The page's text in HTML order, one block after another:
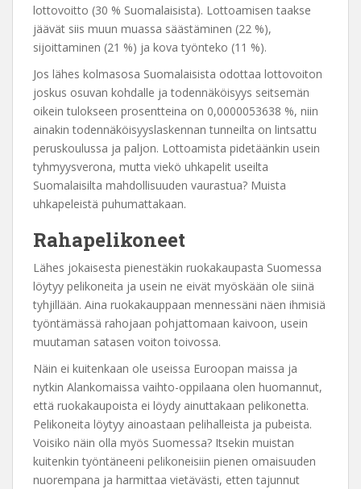
lottovoitto (30 % Suomalaisista). Lottoamisen taakse
jäävät siis muun muassa säästäminen (22 %),
sijoittaminen (21 %) ja kova työnteko (11 %).
Jos lähes kolmasosa Suomalaisista odottaa lottovoiton
joskus osuvan kohdalle ja todennäköisyys seitsemän
oikein tulokseen prosentteina on 0,0000053638 %, niin
ainakin todennäköisyyslaskennan tunneilta on lintsattu
peruskoulussa ja paljon. Lottoamista pidetäänkin usein
tyhmyysverona, mutta viekö uhkapelit useilta
Suomalaisilta mahdollisuuden vaurastua? Muista
uhkapeleistä puhumattakaan.
Rahapelikoneet
Lähes jokaisesta pienestäkin ruokakaupasta Suomessa
löytyy pelikoneita ja usein ne eivät myöskään ole siinä
tyhjillään. Aina ruokakauppaan mennessäni näen ihmisiä
työntämässä rahojaan pohjattomaan kaivoon, usein
muutaman satasen voiton toivossa.
Näin ei kuitenkaan ole useissa Euroopan maissa ja
nytkin Alankomaissa vaihto-oppilaana olen huomannut,
että ruokakaupoista ei löydy ainuttakaan pelikonetta.
Pelikoneita löytyy ainoastaan pelihalleista ja pubeista.
Voisiko näin olla myös Suomessa? Itsekin muistan
kuitenkin työntäneeni pelikoneisiin pienen omaisuuden
nuorempana ja harmittaa vietävästi, etten tajunnut